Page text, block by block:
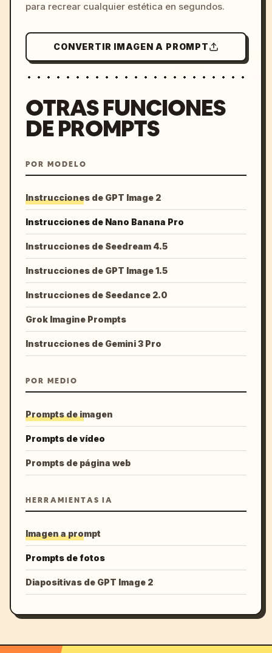
para recrear cualquier estética en segundos.
CONVERTIR IMAGEN A PROMPT
OTRAS FUNCIONES
DE PROMPTS
POR MODELO
Instrucciones de GPT Image 2
Instrucciones de Nano Banana Pro
Instrucciones de Seedream 4.5
Instrucciones de GPT Image 1.5
Instrucciones de Seedance 2.0
Grok Imagine Prompts
Instrucciones de Gemini 3 Pro
POR MEDIO
Prompts de imagen
Prompts de vídeo
Prompts de página web
HERRAMIENTAS IA
Imagen a prompt
Prompts de fotos
Diapositivas de GPT Image 2